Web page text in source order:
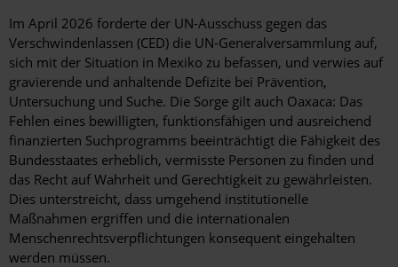
Im April 2026 forderte der UN-Ausschuss gegen das
Verschwindenlassen (CED) die UN-Generalversammlung auf,
sich mit der Situation in Mexiko zu befassen, und verwies auf
gravierende und anhaltende Defizite bei Prävention,
Untersuchung und Suche. Die Sorge gilt auch Oaxaca: Das
Fehlen eines bewilligten, funktionsfähigen und ausreichend
finanzierten Suchprogramms beeinträchtigt die Fähigkeit des
Bundesstaates erheblich, vermisste Personen zu finden und
das Recht auf Wahrheit und Gerechtigkeit zu gewährleisten.
Dies unterstreicht, dass umgehend institutionelle
Maßnahmen ergriffen und die internationalen
Menschenrechtsverpflichtungen konsequent eingehalten
werden müssen.